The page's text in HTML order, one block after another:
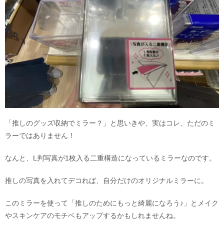
「推しのグッズ収納でミラー？」と思いきや、実はコレ、ただのミ
ラーではありません！
なんと、L判写真が1枚入る二重構造になっているミラーなのです。
推しの写真を入れてデコれば、自分だけのオリジナルミラーに。
このミラーを使って「推しのためにもっと綺麗になろう♪」とメイク
やスキンケアのモチベもアップするかもしれませんね。